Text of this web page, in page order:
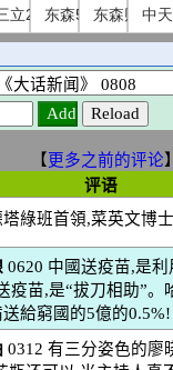
立2 东森51 东森财经中天